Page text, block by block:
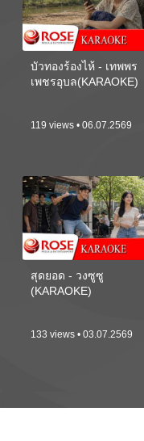
บัวทองร้องไห้ - เทพพร
เพชรอุบล(KARAOKE)
119 views • 06.07.2569
สุดยอด - วงซูซู
(KARAOKE)
133 views • 03.07.2569